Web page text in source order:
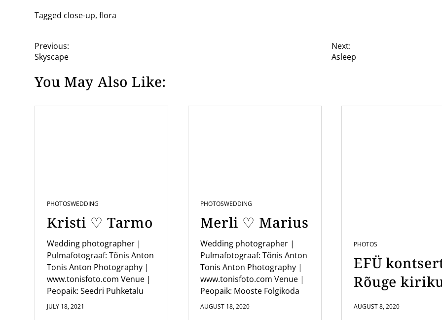
Tagged close-up, flora
P
o
s
Previous:
Skyscape
Next:
Asleep
You May Also Like:
PHOTOSWEDDING
Kristi ♡ Tarmo
Wedding photographer |
Pulmafotograaf: Tõnis Anton
Tonis Anton Photography |
www.tonisfoto.com Venue |
Peopaik: Seedri Puhketalu
JULY 18, 2021
PHOTOSWEDDING
Merli ♡ Marius
Wedding photographer |
Pulmafotograaf: Tõnis Anton
Tonis Anton Photography |
www.tonisfoto.com Venue |
Peopaik: Mooste Folgikoda
AUGUST 18, 2020
PHOTOS
EFÜ
Rõuge
AUGUST 8, 2020